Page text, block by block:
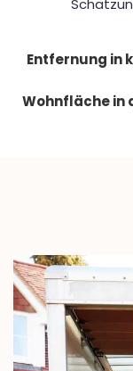
Entfernung in
Wohnfläche in